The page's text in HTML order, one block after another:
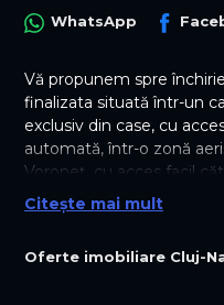
Oferte imobiliare Cluj-
WhatsApp
Vă propunem spre
finalizata situată într-un
exclusiv din case, cu
automată, într-o zonă
Voroneț, cu acces facil
comun.
Proprietatea oferă un stil
priveliște spectaculoasă.
Citește mai mult